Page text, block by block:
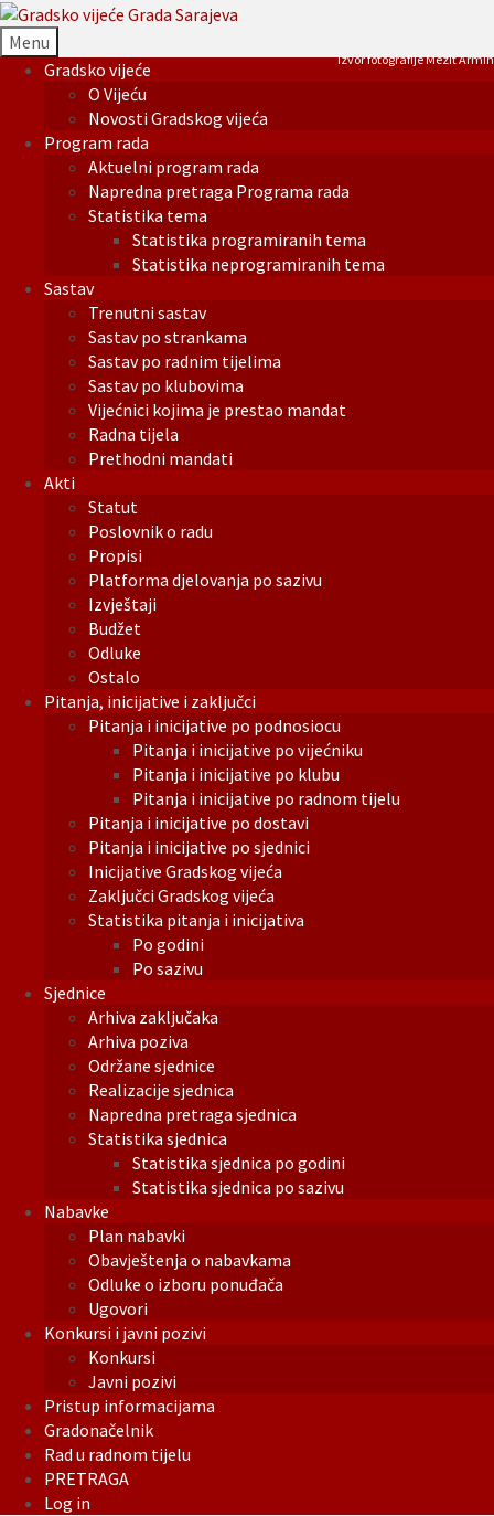
Menu
Gradsko vijeće
O Vijeću
Novosti Gradskog vijeća
Program rada
Aktuelni program rada
Napredna pretraga Programa rada
Statistika tema
Statistika programiranih tema
Statistika neprogramiranih tema
Sastav
Trenutni sastav
Sastav po strankama
Sastav po radnim tijelima
Sastav po klubovima
Vijećnici kojima je prestao mandat
Radna tijela
Prethodni mandati
Akti
Statut
Poslovnik o radu
Propisi
Platforma djelovanja po sazivu
Izvještaji
Budžet
Odluke
Ostalo
Pitanja, inicijative i zaključci
Pitanja i inicijative po podnosiocu
Pitanja i inicijative po vijećniku
Pitanja i inicijative po klubu
Pitanja i inicijative po radnom tijelu
Pitanja i inicijative po dostavi
Pitanja i inicijative po sjednici
Inicijative Gradskog vijeća
Zaključci Gradskog vijeća
Statistika pitanja i inicijativa
Po godini
Po sazivu
Sjednice
Arhiva zaključaka
Arhiva poziva
Održane sjednice
Realizacije sjednica
Napredna pretraga sjednica
Statistika sjednica
Statistika sjednica po godini
Statistika sjednica po sazivu
Nabavke
Plan nabavki
Obavještenja o nabavkama
Odluke o izboru ponuđača
Ugovori
Konkursi i javni pozivi
Konkursi
Javni pozivi
Pristup informacijama
Gradonačelnik
Rad u radnom tijelu
PRETRAGA
Log in
Izvor fotografije Mezit Armin